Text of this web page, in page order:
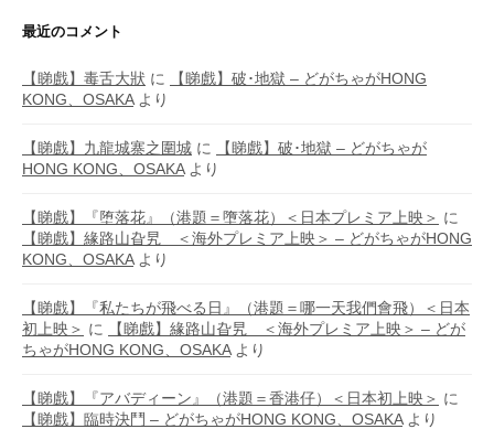
最近のコメント
【睇戲】毒舌大狀 に
【睇戲】破･地獄 – どがちゃがHONG
KONG、OSAKAより
【睇戲】九龍城寨之圍城 に
【睇戲】破･地獄 – どがちゃが
HONG KONG、OSAKAより
【睇戲】『堕落花』（港題＝墮落花）＜日本プレミア上映＞ に
【睇戲】緣路山旮旯 ＜海外プレミア上映＞ – どがちゃがHONG
KONG、OSAKAより
【睇戲】『私たちが飛べる日』（港題＝哪一天我們會飛）＜日本
初上映＞ に
【睇戲】緣路山旮旯 ＜海外プレミア上映＞ – どが
ちゃがHONG KONG、OSAKAより
【睇戲】『アバディーン』（港題＝香港仔）＜日本初上映＞ に
【睇戲】臨時決鬥 – どがちゃがHONG KONG、OSAKAより